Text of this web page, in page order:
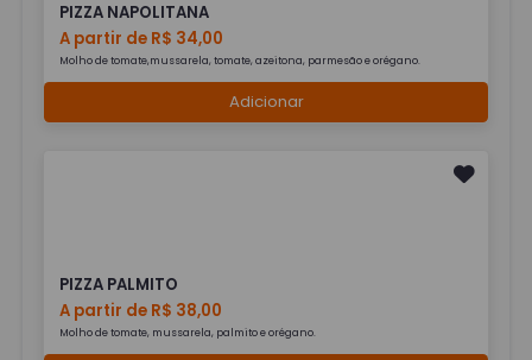
PIZZA NAPOLITANA
A partir de R$ 34,00
Molho de tomate,mussarela, tomate, azeitona, parmesão e orégano.
Adicionar
PIZZA PALMITO
A partir de R$ 38,00
Molho de tomate, mussarela, palmito e orégano.